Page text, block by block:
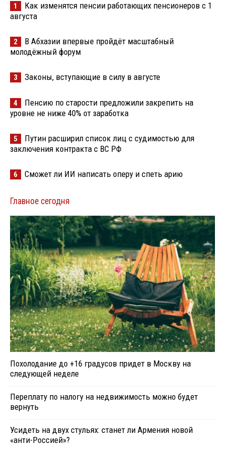
1
Как изменятся пенсии работающих пенсионеров с 1
августа
2
В Абхазии впервые пройдёт масштабный
молодёжный форум
3 Законы, вступающие в силу в августе
4
Пенсию по старости предложили закрепить на
уровне не ниже 40% от заработка
5
Путин расширил список лиц с судимостью для
заключения контракта с ВС РФ
6 Сможет ли ИИ написать оперу и спеть арию
Главное сегодня
Похолодание до +16 градусов придет в Москву на
следующей неделе
Переплату по налогу на недвижимость можно будет
вернуть
Усидеть на двух стульях: станет ли Армения новой
«анти-Россией»?